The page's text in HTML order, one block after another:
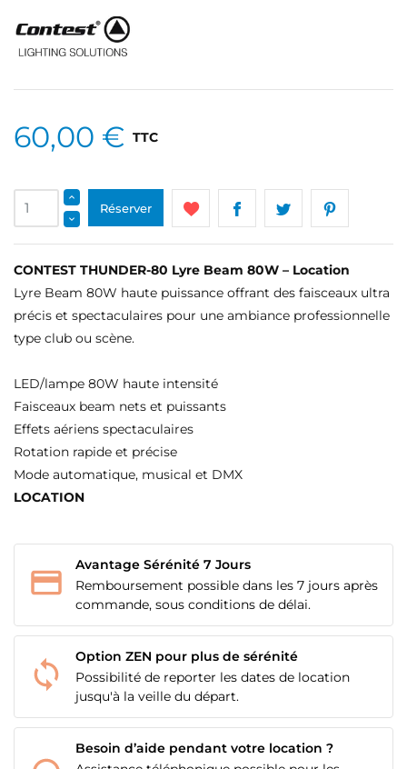
60,00 € TTC
Réserver
CONTEST THUNDER-80 Lyre Beam 80W – Location
Lyre Beam 80W haute puissance offrant des faisceaux ultra
précis et spectaculaires pour une ambiance professionnelle
type club ou scène.
LED/lampe 80W haute intensité
Faisceaux beam nets et puissants
Effets aériens spectaculaires
Rotation rapide et précise
Mode automatique, musical et DMX
LOCATION
Avantage Sérénité 7 Jours
Remboursement possible dans les 7 jours après
commande, sous conditions de délai.
Option ZEN pour plus de sérénité
Possibilité de reporter les dates de location
jusqu'à la veille du départ.
Besoin d’aide pendant votre location ?